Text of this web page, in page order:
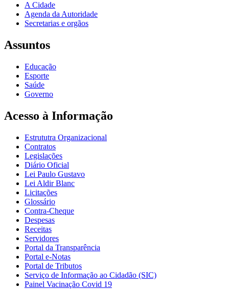
A Cidade
Agenda da Autoridade
Secretarias e orgãos
Assuntos
Educação
Esporte
Saúde
Governo
Acesso à Informação
Estrututra Organizacional
Contratos
Legislações
Diário Oficial
Lei Paulo Gustavo
Lei Aldir Blanc
Licitações
Glossário
Contra-Cheque
Despesas
Receitas
Servidores
Portal da Transparência
Portal e-Notas
Portal de Tributos
Serviço de Informação ao Cidadão (SIC)
Painel Vacinação Covid 19